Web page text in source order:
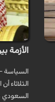
السياسة
السعودي